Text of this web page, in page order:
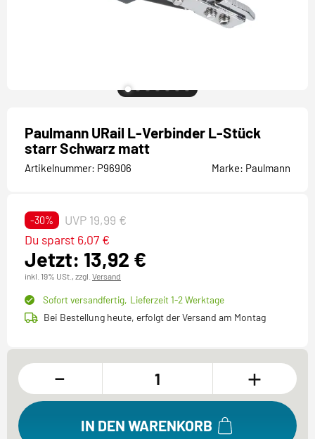
Paulmann URail L-Verbinder L-Stück
starr Schwarz matt
Artikelnummer: P96906 Marke: Paulmann
-30% UVP 19,99 €
Jetzt: 13,92 €
Du sparst 6,07 €
inkl. 19% USt., zzgl. Versand
Sofort versandfertig, Lieferzeit 1-2 Werktage
Bei Bestellung heute, erfolgt der Versand am Montag
- +
IN DEN WARENKORB